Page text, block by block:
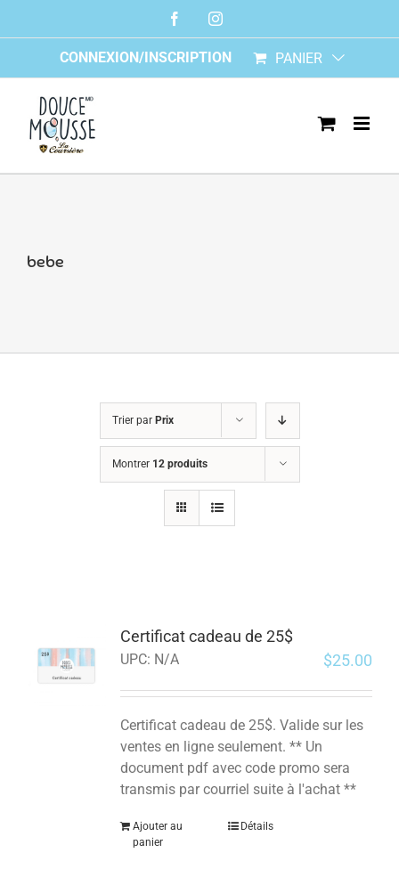
FacebookInstagram
CONNEXION/INSCRIPTION PANIER
bebe
Trier par Prix
Montrer 12 produits
Certificat cadeau de 25$
UPC: N/A $25.00
Certificat cadeau de 25$. Valide sur les
ventes en ligne seulement. ** Un
document pdf avec code promo sera
transmis par courriel suite à l'achat **
Ajouter au
panier
Détails